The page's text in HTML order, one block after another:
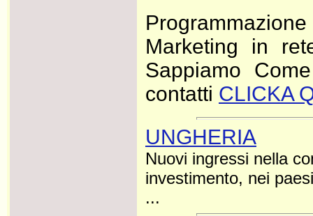
Marketing in
Sappiamo
contatti CLICKA
UNGHERIA
Nuovi ingressi nella
investimento, nei
...